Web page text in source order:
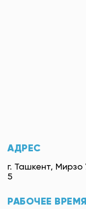
АДРЕС
г. Ташкент, Мирзо
5
РАБОЧЕЕ ВРЕМЯ